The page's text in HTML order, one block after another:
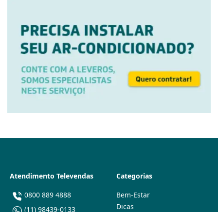
Atendimento Televendas
0800 889 4888
(11) 98439-0133
Categorias
Bem-Estar
Dicas